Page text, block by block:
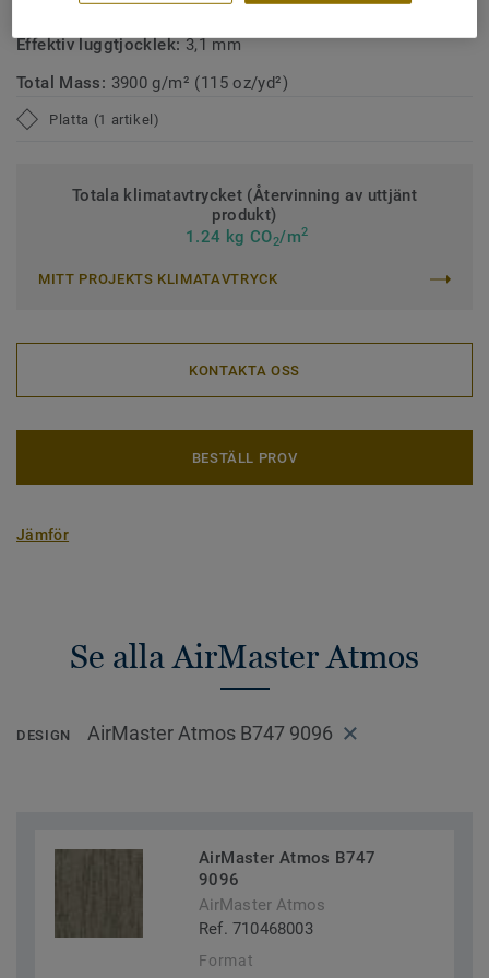
Klassificering för bostadsmiljö:23 Hög
Effektiv luggtjocklek:3,1 mm
Total Mass: 3900 g/m² (115 oz/yd²)
Platta (1 artikel)
Totala klimatavtrycket (Återvinning av uttjänt
produkt)
1.24 kg CO2/m2
MITT PROJEKTS KLIMATAVTRYCK
KONTAKTA OSS
BESTÄLL PROV
Jämför
Se alla AirMaster Atmos
DESIGN AirMaster Atmos B747 9096
AirMaster Atmos B747
9096
AirMaster Atmos
Ref. 710468003
Format